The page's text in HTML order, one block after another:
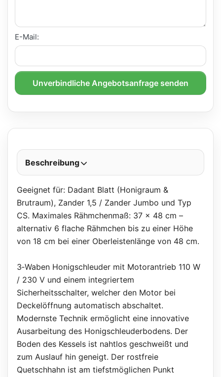
E-Mail:
Unverbindliche Angebotsanfrage senden
Beschreibung
Geeignet für: Dadant Blatt (Honigraum &
Brutraum), Zander 1,5 / Zander Jumbo und Typ
CS. Maximales Rähmchenmaß: 37 x 48 cm –
alternativ 6 flache Rähmchen bis zu einer Höhe
von 18 cm bei einer Oberleistenlänge von 48 cm.
3‑Waben Honigschleuder mit Motorantrieb 110 W
/ 230 V und einem integriertem
Sicherheitsschalter, welcher den Motor bei
Deckelöffnung automatisch abschaltet.
Modernste Technik ermöglicht eine innovative
Ausarbeitung des Honigschleuderbodens. Der
Boden des Kessels ist nahtlos geschweißt und
zum Auslauf hin geneigt. Der rostfreie
Quetschhahn ist am tiefstmöglichen Punkt